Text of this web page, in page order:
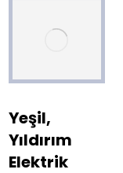
Yeşil,
Yıldırım
Elektrik